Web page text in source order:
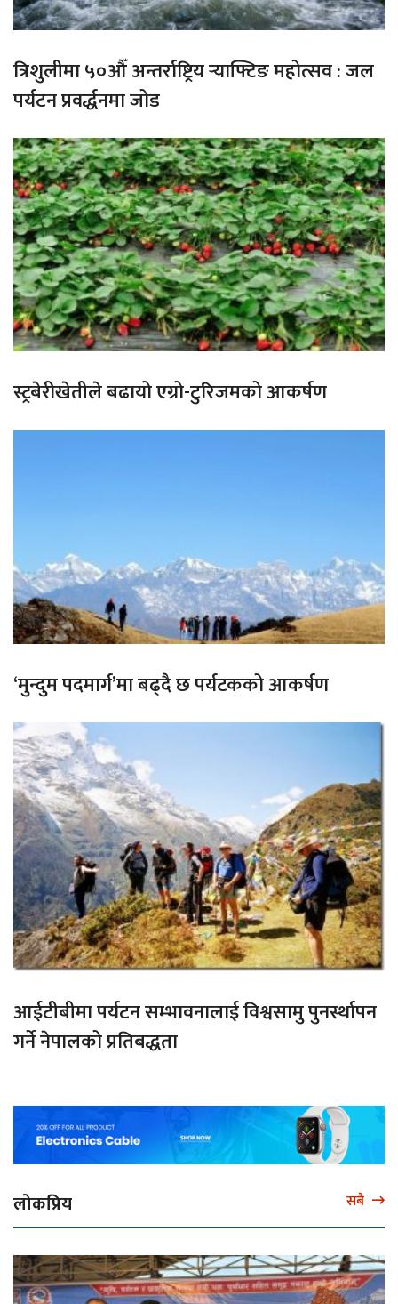
त्रिशुलीमा ५०औँ अन्तर्राष्ट्रिय र्‍याफ्टिङ महोत्सव : जल
पर्यटन प्रवर्द्धनमा जोड
स्ट्रबेरीखेतीले बढायो एग्रो-टुरिजमको आकर्षण
‘मुन्दुम पदमार्ग’मा बढ्दै छ पर्यटकको आकर्षण
आईटीबीमा पर्यटन सम्भावनालाई विश्वसामु पुनर्स्थापन
गर्ने नेपालको प्रतिबद्धता
लोकप्रिय सबै